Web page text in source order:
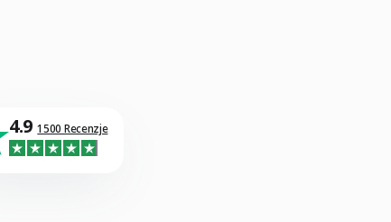
4.9 1500 Recenzje